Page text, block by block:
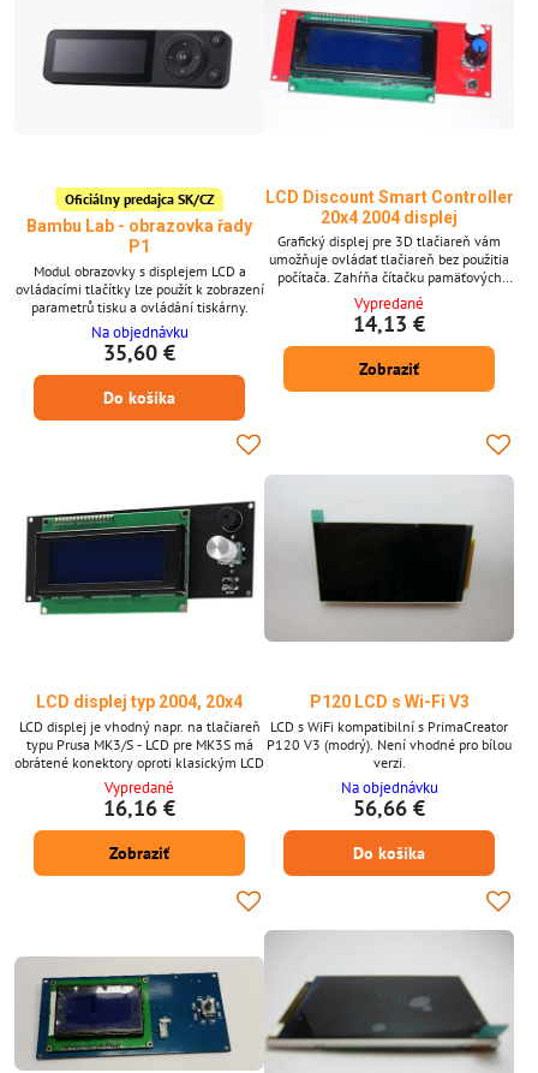
Oficiálny predajca SK/CZ
Bambu Lab - obrazovka řady
P1
Modul obrazovky s displejem LCD a
ovládacími tlačítky lze použít k zobrazení
parametrů tisku a ovládání tiskárny.
Na objednávku
35,60 €
Do košíka
LCD Discount Smart Controller
20x4 2004 displej
Grafický displej pre 3D tlačiareň vám
umožňuje ovládať tlačiareň bez použitia
počítača. Zahŕňa čítačku pamäťových
kariet. LCD displej 2004
Vypredané
14,13 €
Zobraziť
LCD displej typ 2004, 20x4
LCD displej je vhodný napr. na tlačiareň
typu Prusa MK3/S - LCD pre MK3S má
obrátené konektory oproti klasickým LCD
Vypredané
16,16 €
Zobraziť
P120 LCD s Wi-Fi V3
LCD s WiFi kompatibilní s PrimaCreator
P120 V3 (modrý). Není vhodné pro bílou
verzi.
Na objednávku
56,66 €
Do košíka